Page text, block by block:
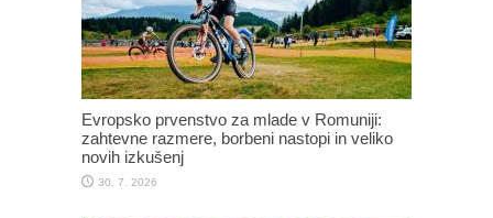
Evropsko prvenstvo za mlade v Romuniji:
zahtevne razmere, borbeni nastopi in veliko
novih izkušenj
30. 7. 2026